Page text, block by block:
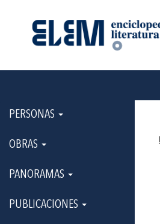
PERSONAS
OBRAS
PANORAMAS
PUBLICACIONES